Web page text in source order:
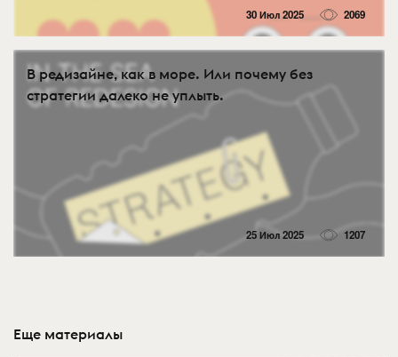
30 Июл 2025 2069
В редизайне, как в море. Или почему без
стратегии далеко не уплыть.
25 Июл 2025 1207
Еще материалы